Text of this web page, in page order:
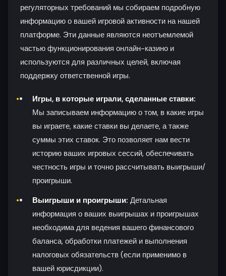
регуляторных требований мы собираем подробную
информацию о вашей игровой активности на нашей
платформе. Эти данные являются неотъемлемой
частью функционирования онлайн-казино и
используются для различных целей, включая
поддержку ответственной игры.
Игры, в которые играли, сделанные ставки:
Мы записываем информацию о том, в какие игры
вы играете, какие ставки вы делаете, а также
суммы этих ставок. Это позволяет нам вести
историю ваших игровых сессий, обеспечивать
честность игры и точно рассчитывать выигрыши/
проигрыши.
Выигрыши и проигрыши: Детальная
информация о ваших выигрышах и проигрышах
необходима для ведения вашего финансового
баланса, обработки платежей и выполнения
налоговых обязательств (если применимо в
вашей юрисдикции).